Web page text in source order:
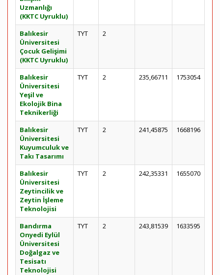
Uzmanlığı
(KKTC Uyruklu)
Balıkesir
Üniversitesi
Çocuk Gelişimi
(KKTC Uyruklu)
TYT 2
Balıkesir
Üniversitesi
Yeşil ve
Ekolojik Bina
Teknikerliği
TYT 2 235,66711 1753054
Balıkesir
Üniversitesi
Kuyumculuk ve
Takı Tasarımı
TYT 2 241,45875 1668196
Balıkesir
Üniversitesi
Zeytincilik ve
Zeytin İşleme
Teknolojisi
TYT 2 242,35331 1655070
Bandırma
Onyedi Eylül
Üniversitesi
Doğalgaz ve
Tesisatı
Teknolojisi
TYT 2 243,81539 1633595